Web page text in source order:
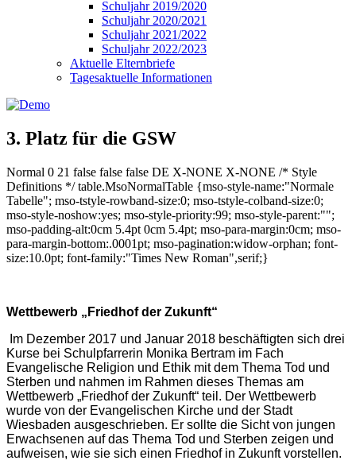
Schuljahr 2019/2020
Schuljahr 2020/2021
Schuljahr 2021/2022
Schuljahr 2022/2023
Aktuelle Elternbriefe
Tagesaktuelle Informationen
3. Platz für die GSW
Normal 0 21 false false false DE X-NONE X-NONE /* Style
Definitions */ table.MsoNormalTable {mso-style-name:"Normale
Tabelle"; mso-tstyle-rowband-size:0; mso-tstyle-colband-size:0;
mso-style-noshow:yes; mso-style-priority:99; mso-style-parent:"";
mso-padding-alt:0cm 5.4pt 0cm 5.4pt; mso-para-margin:0cm; mso-
para-margin-bottom:.0001pt; mso-pagination:widow-orphan; font-
size:10.0pt; font-family:"Times New Roman",serif;}
Wettbewerb „Friedhof der Zukunft“
Im Dezember 2017 und Januar 2018 beschäftigten sich drei
Kurse bei Schulpfarrerin Monika Bertram im Fach
Evangelische Religion und Ethik mit dem Thema Tod und
Sterben und nahmen im Rahmen dieses Themas am
Wettbewerb „Friedhof der Zukunft“ teil. Der Wettbewerb
wurde von der Evangelischen Kirche und der Stadt
Wiesbaden ausgeschrieben. Er sollte die Sicht von jungen
Erwachsenen auf das Thema Tod und Sterben zeigen und
aufweisen, wie sie sich einen Friedhof in Zukunft vorstellen.